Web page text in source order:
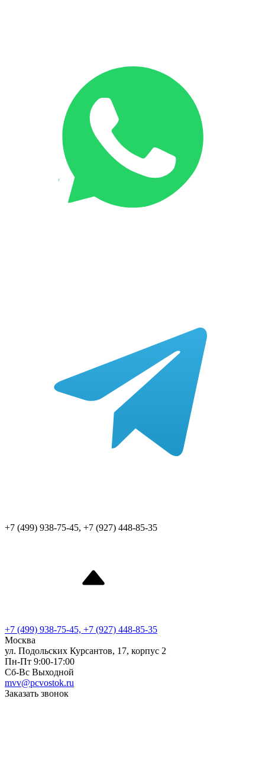
+7 (499) 938-75-45, +7 (927) 448-85-35
+7 (499) 938-75-45, +7 (927) 448-85-35
Москва
ул. Подольских Курсантов, 17, корпус 2
Пн-Пт 9:00-17:00
Сб-Вс Выходной
mvv@pcvostok.ru
Заказать звонок